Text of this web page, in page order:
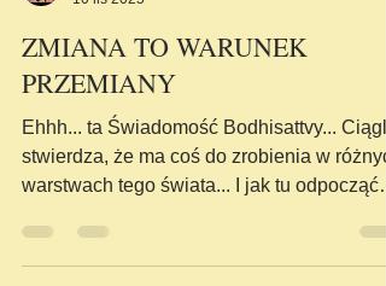
10 lis 2025
ZMIANA TO WARUNEK
PRZEMIANY
Ehhh... ta Świadomość Bodhisattvy...
warstwach tego świata... I jak tu odpocząć
nosząc w sobie taką energię? Zobacz post: